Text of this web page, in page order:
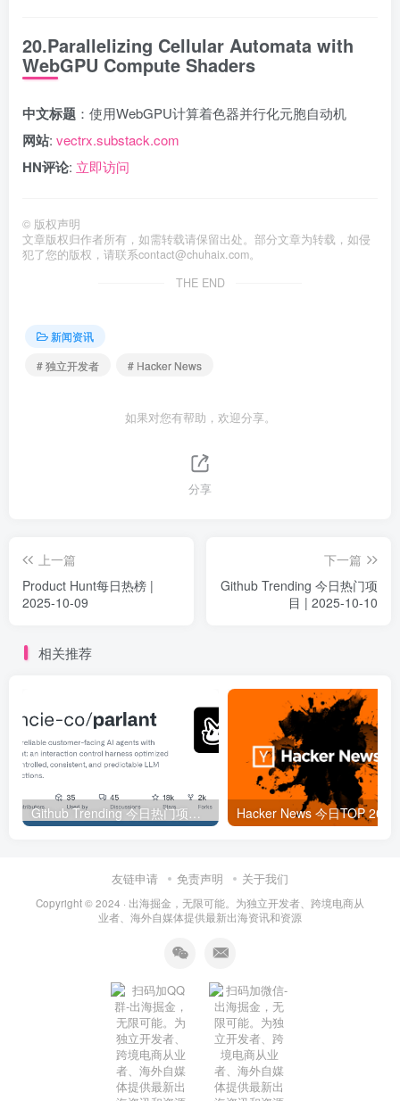
20.Parallelizing Cellular Automata with
WebGPU Compute Shaders
中文标题 ：使用WebGPU计算着色器并行化元胞自动机
网站: vectrx.substack.com
HN评论: 立即访问
© 版权声明
文章版权归作者所有，如需转载请保留出处。部分文章为转载，如侵
犯了您的版权，请联系contact@chuhaix.com。
THE END
新闻资讯
# 独立开发者
# Hacker News
如果对您有帮助，欢迎分享。
分享
上一篇
Product Hunt每日热榜 |
2025-10-09
下一篇
Github Trending 今日热门项
目 | 2025-10-10
相关推荐
Github Trending 今日热门项目 | 2025-09-06
友链申请 免责声明 关于我们
Copyright © 2024 · 出海掘金，无限可能。为独立开发者、跨境电商从
业者、海外自媒体提供最新出海资讯和资源